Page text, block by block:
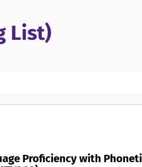
List)
Proficiency with